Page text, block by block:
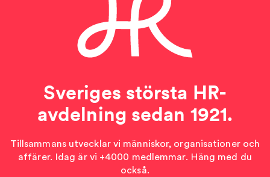
Sveriges största HR-
avdelning sedan 1921.
Tillsammans utvecklar vi människor, organisationer och
affärer. Idag är vi +4000 medlemmar. Häng med du
också.